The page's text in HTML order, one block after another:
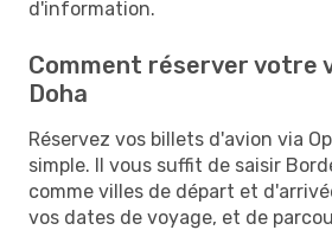
d'information.
Comment réserver votre
Doha
Réservez vos billets d'avion via
simple. Il vous suffit de saisir
comme villes de départ et
vos dates de voyage, et de